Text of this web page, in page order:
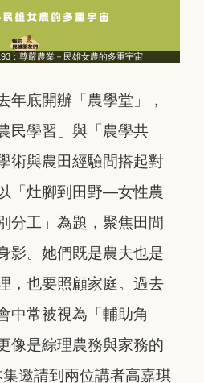
：尊嚴農業－民雄女農的多重宇宙
年底開辦「農學堂」，
民學習」與「農學共
術與農田經驗間搭起對
「灶腳到田野—女性農
分工」為題，聚焦田間
影。她們既是農夫也是
，也要照顧家庭。過去
中常被視為「輔助角
像是綜理農務與家務的
集邀請到兩位講者高嘉琪